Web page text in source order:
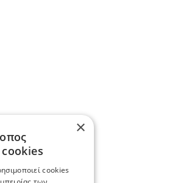
×
cookies
cookies